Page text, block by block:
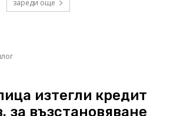
зареди още